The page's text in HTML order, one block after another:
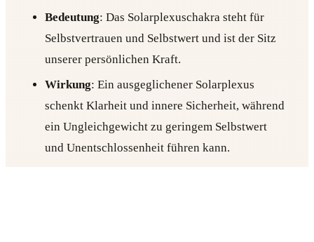
Bedeutung: Das Solarplexuschakra steht für
Selbstvertrauen und Selbstwert und ist der Sitz
unserer persönlichen Kraft.
Wirkung: Ein ausgeglichener Solarplexus
schenkt Klarheit und innere Sicherheit, während
ein Ungleichgewicht zu geringem Selbstwert
und Unentschlossenheit führen kann.